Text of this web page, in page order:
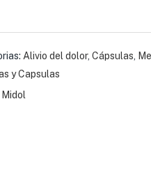
Alivio del dolor,Cápsulas
y Capsulas
Midol
$